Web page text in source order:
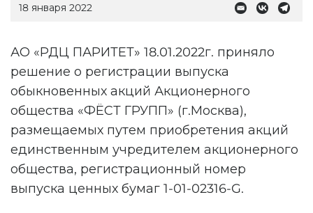
18 января 2022
АО «РДЦ ПАРИТЕТ» 18.01.2022г. приняло
решение о регистрации выпуска
обыкновенных акций Акционерного
общества «ФЁСТ ГРУПП» (г.Москва),
размещаемых путем приобретения акций
единственным учредителем акционерного
общества, регистрационный номер
выпуска ценных бумаг 1-01-02316-G.